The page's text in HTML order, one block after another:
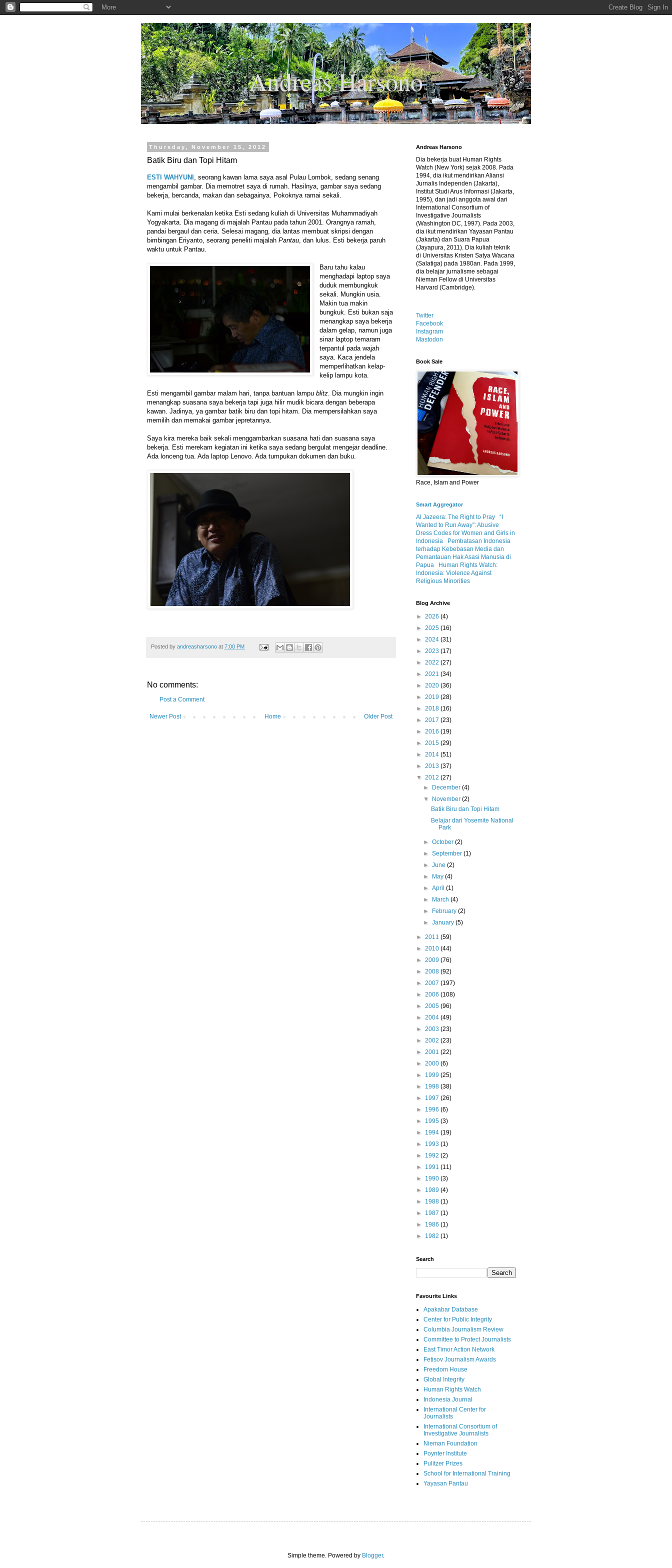
.
Andreas Harsono
Thursday, November 15, 2012
Batik Biru dan Topi Hitam
ESTI WAHYUNI , seorang kawan lama saya asal Pulau Lombok, sedang senang
mengambil gambar. Dia memotret saya di rumah. Hasilnya, gambar saya sedang
bekerja, bercanda, makan dan sebagainya. Pokoknya ramai sekali.
Kami mulai berkenalan ketika Esti sedang kuliah di Universitas Muhammadiyah
Yogyakarta. Dia magang di majalah Pantau pada tahun 2001. Orangnya ramah,
pandai bergaul dan ceria. Selesai magang, dia lantas membuat skripsi dengan
bimbingan Eriyanto, seorang peneliti majalah Pantau, dan lulus. Esti bekerja paruh
waktu untuk Pantau.
Baru tahu kalau
menghadapi laptop saya
duduk membungkuk
sekali. Mungkin usia.
Makin tua makin
bungkuk. Esti bukan saja
menangkap saya bekerja
dalam gelap, namun juga
sinar laptop temaram
terpantul pada wajah
saya. Kaca jendela
memperlihatkan kelap-
kelip lampu kota.
Esti mengambil gambar malam hari, tanpa bantuan lampu blitz. Dia mungkin ingin
menangkap suasana saya bekerja tapi juga hilir mudik bicara dengan beberapa
kawan. Jadinya, ya gambar batik biru dan topi hitam. Dia mempersilahkan saya
memilih dan memakai gambar jepretannya.
Saya kira mereka baik sekali menggambarkan suasana hati dan suasana saya
bekerja. Esti merekam kegiatan ini ketika saya sedang bergulat mengejar deadline.
Ada lonceng tua. Ada laptop Lenovo. Ada tumpukan dokumen dan buku.
Posted by andreasharsono at 7:00 PM
No comments:
Post a Comment
Newer Post Older Post
Home
Andreas Harsono
Dia bekerja buat Human Rights
Watch (New York) sejak 2008. Pada
1994, dia ikut mendirikan Aliansi
Jurnalis Independen (Jakarta),
Institut Studi Arus Informasi (Jakarta,
1995), dan jadi anggota awal dari
International Consortium of
Investigative Journalists
(Washington DC, 1997). Pada 2003,
dia ikut mendirikan Yayasan Pantau
(Jakarta) dan Suara Papua
(Jayapura, 2011). Dia kuliah teknik
di Universitas Kristen Satya Wacana
(Salatiga) pada 1980an. Pada 1999,
dia belajar jurnalisme sebagai
Nieman Fellow di Universitas
Harvard (Cambridge).
Twitter
Facebook
Instagram
Mastodon
Book Sale
Race, Islam and Power
Smart Aggregator
Al Jazeera: The Right to Pray
“I
Wanted to Run Away”: Abusive
Dress Codes for Women and Girls in
Indonesia
Pembatasan Indonesia
terhadap Kebebasan Media dan
Pemantauan Hak Asasi Manusia di
Papua
Human Rights Watch:
Indonesia: Violence Against
Religious Minorities
Blog Archive
► 2026 (4)
► 2025 (16)
► 2024 (31)
► 2023 (17)
► 2022 (27)
► 2021 (34)
► 2020 (36)
► 2019 (28)
► 2018 (16)
► 2017 (23)
► 2016 (19)
► 2015 (29)
► 2014 (51)
► 2013 (37)
▼ 2012 (27)
►
December(4)
▼
November(2)
Batik Biru dan Topi Hitam
Belajar dari Yosemite National
Park
►October(2)
►September(1)
►June(2)
►
May(4)
►April(1)
►
March(4)
►
February(2)
►January(5)
► 2011 (59)
► 2010 (44)
► 2009 (76)
► 2008 (92)
► 2007 (197)
► 2006 (108)
► 2005 (96)
► 2004 (49)
► 2003 (23)
► 2002 (23)
► 2001 (22)
► 2000 (6)
► 1999 (25)
► 1998 (38)
► 1997 (26)
► 1996 (6)
► 1995 (3)
► 1994 (19)
► 1993 (1)
► 1992 (2)
► 1991 (11)
► 1990 (3)
► 1989 (4)
► 1988 (1)
► 1987 (1)
► 1986 (1)
► 1982 (1)
Search
Favourite Links
Apakabar Database
Center for Public Integrity
Columbia Journalism Review
Committee to Protect Journalists
East Timor Action Network
Fetisov Journalism Awards
Freedom House
Global Integrity
Human Rights Watch
Indonesia Journal
International Center for
Journalists
International Consortium of
Investigative Journalists
Nieman Foundation
Poynter Institute
Pulitzer Prizes
School for International Training
Yayasan Pantau
Simple theme. Powered by Blogger.